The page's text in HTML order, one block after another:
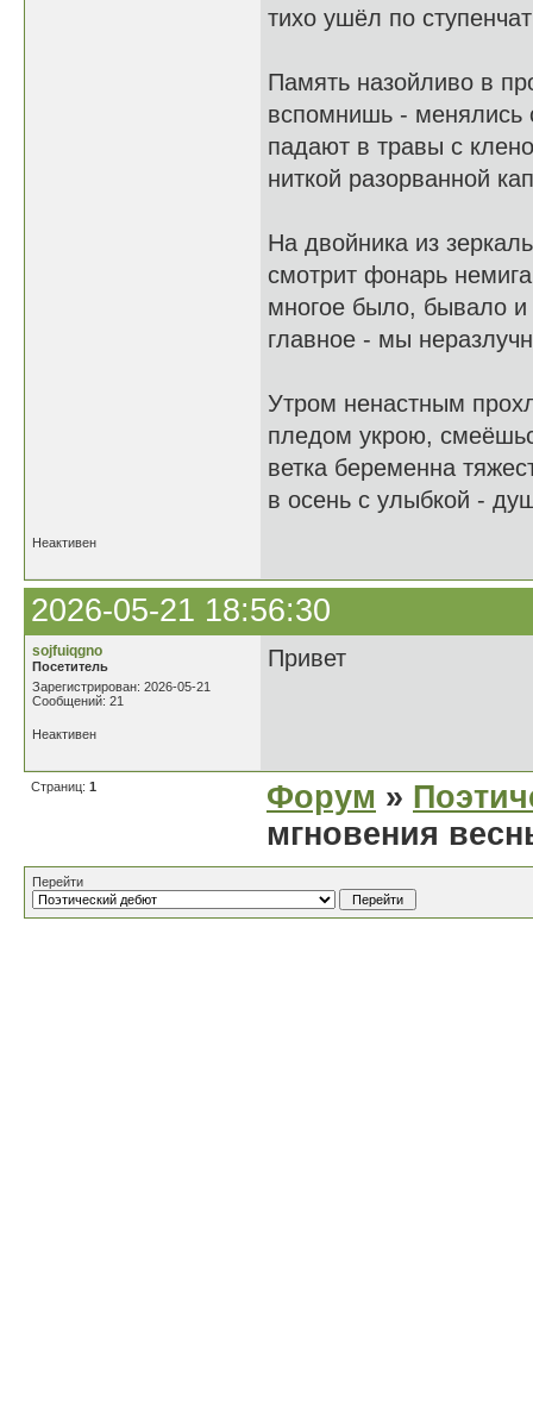
тихо ушёл по
Память назойливо в
вспомнишь - менялись
падают в травы с
ниткой разорванной
На двойника из
смотрит фонарь
многое было, бывало и
главное - мы
Утром ненастным
пледом укрою,
ветка беременна
в осень с улыбкой -
Неактивен
2026-05-21 18:56:30
sojfuiqgno
Посетитель
Зарегистрирован: 2026-05-21
Сообщений: 21
Привет
Неактивен
Страниц: 1 Форум »
мгновения
Перейти